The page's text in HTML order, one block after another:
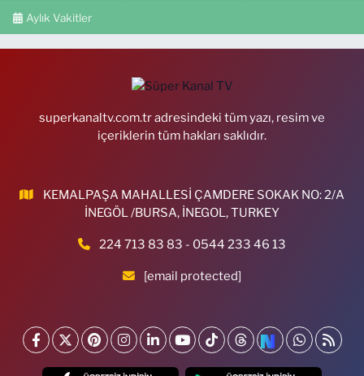
Aylık Vakitler
superkanaltv.com.tr adresindeki tüm yazı, resim ve
içeriklerin tüm hakları saklıdır.
KEMALPAŞA MAHALLESİ ÇAMDERE SOKAK NO: 2/A
İNEGÖL /BURSA, İNEGOL, TURKEY
224 713 83 83 - 0544 233 46 13
[email protected]